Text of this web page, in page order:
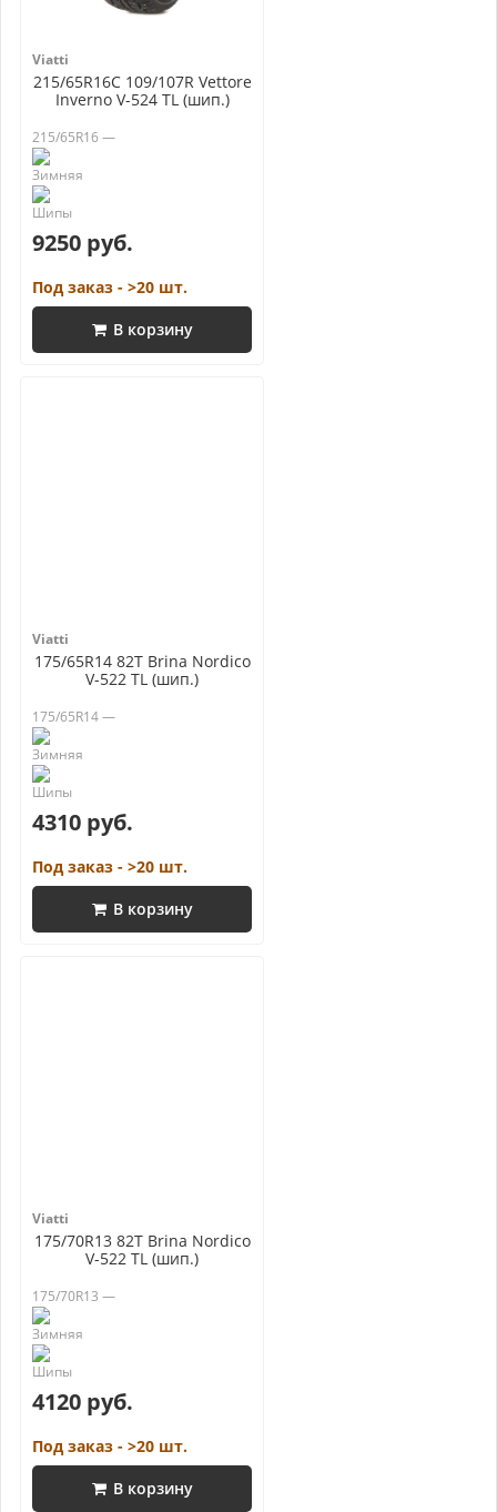
Viatti
215/65R16C 109/107R Vettore
Inverno V-524 TL (шип.)
215/65R16 —
9250 руб.
Под заказ - >20 шт.
В корзину
Viatti
175/65R14 82T Brina Nordico
V-522 TL (шип.)
175/65R14 —
4310 руб.
Под заказ - >20 шт.
В корзину
Viatti
175/70R13 82T Brina Nordico
V-522 TL (шип.)
175/70R13 —
4120 руб.
Под заказ - >20 шт.
В корзину